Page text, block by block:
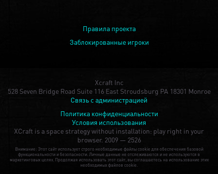
Правила проекта
Заблокированные игроки
Xcraft Inc
528 Seven Bridge Road Suite 116 East Stroudsburg PA 18301 Monroe
Связь с администрацией
Политика конфиденциальности
Условия использования
XCraft is a space strategy without installation: play right in your
browser. 2009 — 2526
Внимание: Этот сайт использует строго необходимые файлы cookie для обеспечения базовой
функциональности и безопасности. Личные данные не отслеживаются и не используются в
маркетинговых целях. Продолжая использовать этот сайт, вы соглашаетесь на использование этих
необходимых файлов cookie.